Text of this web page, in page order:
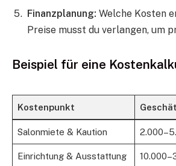
Finanzplanung: Welche Kosten
Preise musst du verlangen, um
Beispiel für eine
Kostenpunkt
Salonmiete & Kaution
Einrichtung & Ausstattung